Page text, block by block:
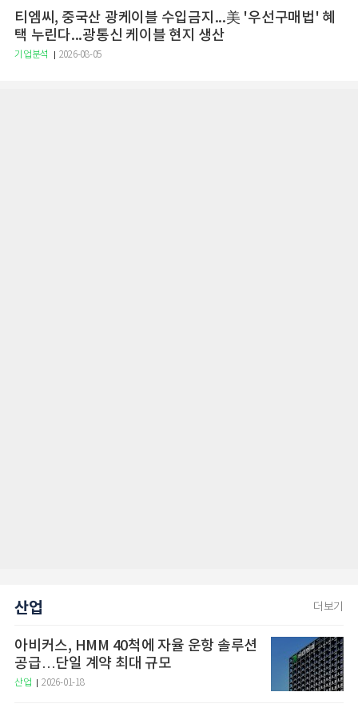
티엠씨, 중국산 광케이블 수입금지...美 '우선구매법' 혜
택 누린다...광통신 케이블 현지 생산
기업분석 2026-08-05
산업 더보기
아비커스, HMM 40척에 자율 운항 솔루션
공급…단일 계약 최대 규모
산업 2026-01-18